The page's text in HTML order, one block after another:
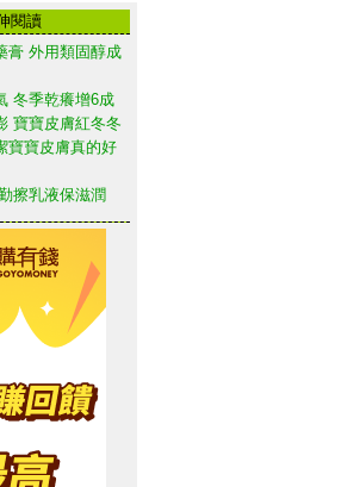
閱讀
膏 外用類固醇成
冬季乾癢增6成
寶寶皮膚紅冬冬
寶寶皮膚真的好
擦乳液保滋潤